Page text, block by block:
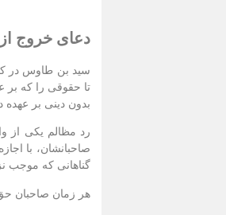
دعای خروج
سید بن طاوس در
تا حقوقی را که بر
بدون دینی بر عهده
رد مظالم یکی از
صاحبانشان، با
گناهانی که موجب
هر زمان صاحبان حق